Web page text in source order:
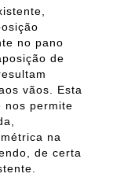
no pano
de
vãos. Esta
nos permite
na
de certa